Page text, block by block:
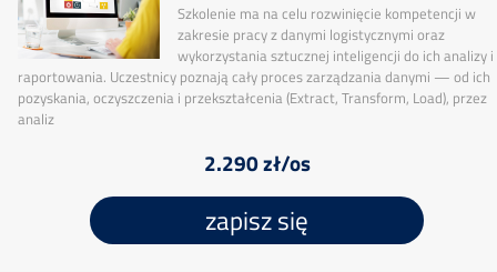
Szkolenie ma na celu rozwinięcie kompetencji w
zakresie pracy z danymi logistycznymi oraz
wykorzystania sztucznej inteligencji do ich analizy i
raportowania. Uczestnicy poznają cały proces zarządzania danymi — od ich
pozyskania, oczyszczenia i przekształcenia (Extract, Transform, Load), przez
analiz
2.290 zł/os
zapisz się